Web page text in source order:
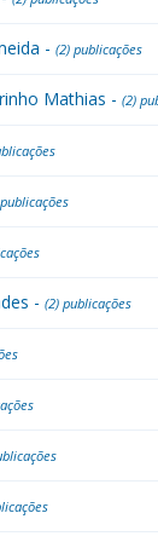
- (2) publicações
Mathias - (2)
- (2) publicações